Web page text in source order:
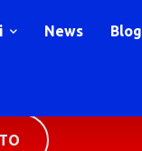
News Blog